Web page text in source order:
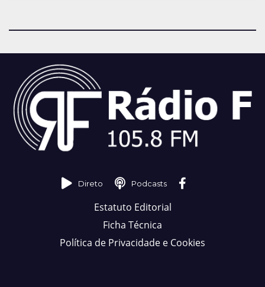
Direto Podcasts
Estatuto Editorial
Ficha Técnica
Política de Privacidade e Cookies